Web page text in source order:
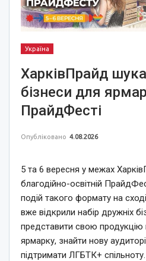
Україна
ХарківПрайд
бізнеси для
ПрайдФесті
Опубліковано 4.08.2026
5 та 6 вересня у межах
благодійно-освітній
подій такого формату на
вже відкрили набір дружніх
представити свою
ярмарку, знайти нову
підтримати ЛГБТК+ спільноту.